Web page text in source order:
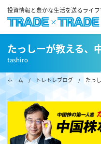
投資情報と豊かな生活を送るライ
たっしーが教える、
tashiro
ホーム/ トレトレブログ / たっ